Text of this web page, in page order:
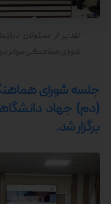
تقدیر از مسئولان
شورای هماهنگی مرکز
جلسه شورای
(دم) جهاد
برگزار شد.